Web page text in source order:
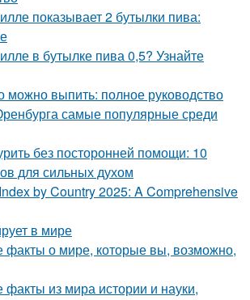
показывает 2 бутылки пива:
в бутылке пива 0,5? Узнайте
можно выпить: полное руководство
самые популярные среди
без посторонней помощи: 10
для сильных духом
by Country 2025: A Comprehensive
в мире
факты о мире, которые вы, возможно,
факты из мира истории и науки,